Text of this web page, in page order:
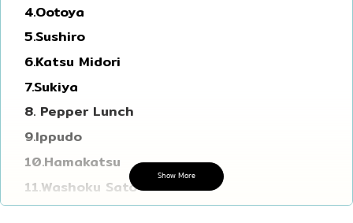
บุฟเฟต์
มิชลิน
สเต็ก
ของทอดเสียบไม้
หม้อไฟญี่ปุ่น
ของย่างเสียบไม้/เครื่องในย่าง
ร้านอาหารญี่ปุ่นแบบดั้งเดิม
อุดมสุข
ศรีราชา
เซ็นทรัลเวิลด์
นนทบุรี
เชียงใหม่
ลาดพร้าว
4.Ootoya
5.Sushiro
6.Katsu Midori
7.Sukiya
8. Pepper Lunch
9.Ippudo
10.Hamakatsu
11.Washoku Sato
12. Tonkatsu Wako
Show More